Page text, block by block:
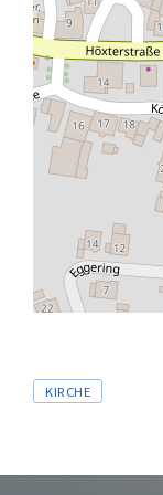
Tags
KIRCHE